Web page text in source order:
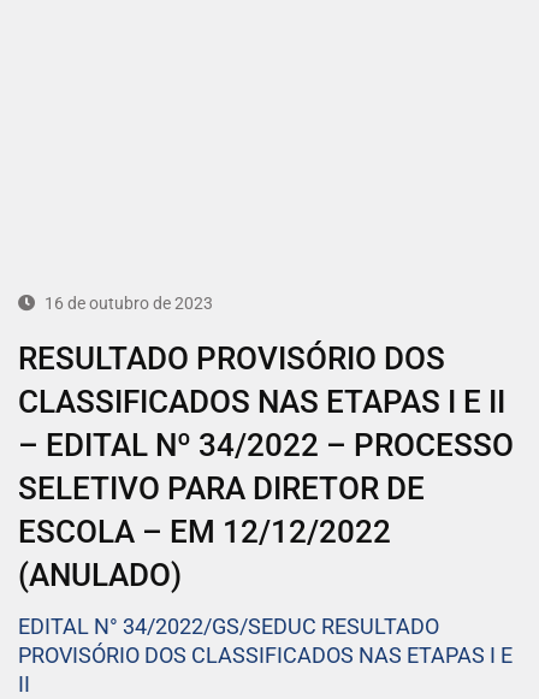
16 de outubro de 2023
RESULTADO PROVISÓRIO DOS
CLASSIFICADOS NAS ETAPAS I E II
– EDITAL Nº 34/2022 – PROCESSO
SELETIVO PARA DIRETOR DE
ESCOLA – EM 12/12/2022
(ANULADO)
EDITAL N° 34/2022/GS/SEDUC RESULTADO
PROVISÓRIO DOS CLASSIFICADOS NAS ETAPAS I E
II